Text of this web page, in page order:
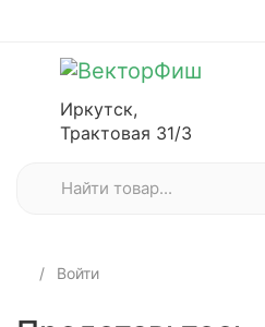
Иркутск,
Трактовая 31/3
Войти